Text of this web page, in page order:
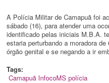
A Polícia Militar de Camapuã foi
sábado (16), para atender uma
identificado pelas iniciais M.B.A.
estaria perturbando a moradora
órgão genital e se negando a ir
Tags:
Camapuã InfocoMS polícia